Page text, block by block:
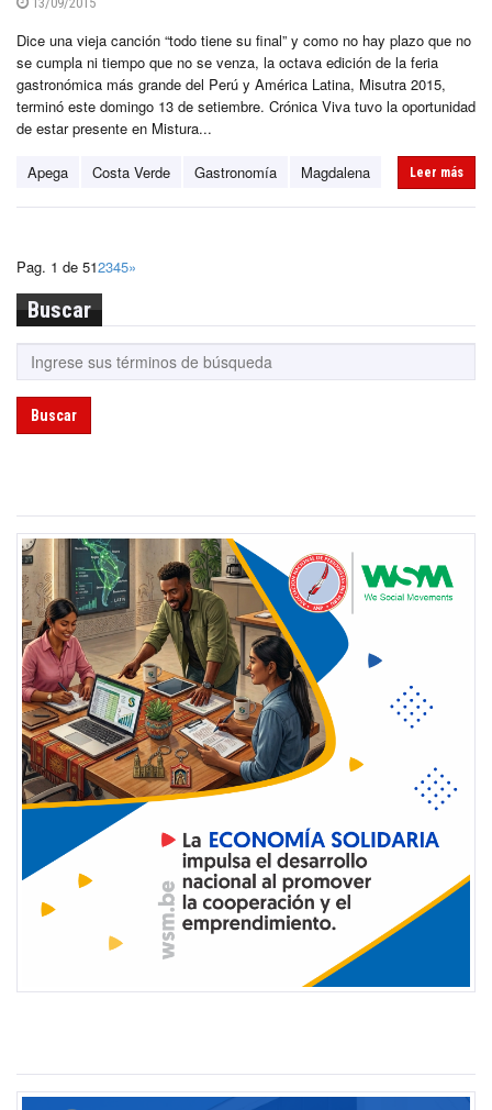
Dice una vieja canción “todo tiene su final” y como no hay plazo que no
se cumpla ni tiempo que no se venza, la octava edición de la feria
gastronómica más grande del Perú y América Latina, Misutra 2015,
terminó este domingo 13 de setiembre. Crónica Viva tuvo la oportunidad
de estar presente en Mistura...
Apega Costa Verde Gastronomía Magdalena Leer más
Pag. 1 de 512345»
Buscar
Buscar